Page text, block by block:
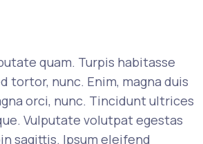
quam. Turpis habitasse
tortor, nunc. Enim, magna duis
orci, nunc. Tincidunt ultrices
Vulputate volutpat egestas
sagittis. Ipsum eleifend